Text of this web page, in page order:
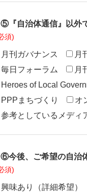
⑤『自治体通信』以外
月刊ガバナンス 月
毎日フォーラム
月
Heroes of Local
PPPまちづくり
オ
参考としているメディ
⑥今後、ご希望の自治
興味あり（詳細希望）